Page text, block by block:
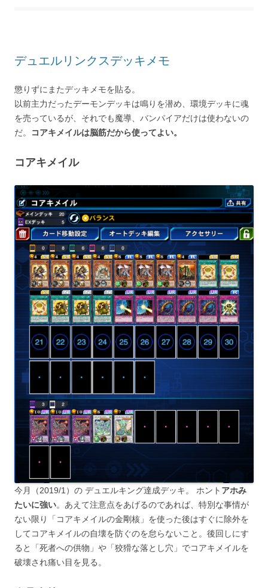
デュエルリンクスデッキメモ
懲りずにまたデッキメモを貼る。
以前主力だったデーモンデッキは鳴りを潜め、環境デッキに魂
を売っているが、それでも魔導、バンパイアだけは使わないの
だ。
コアキメイルは脳筋だから使ってよい。
コアキメイル
今月（2019/1）の デュエルキング達成デッキ。 ホント アホみ
たいに強い。あえて注意点をあげるのであれば、特別な事情が
ない限り「コアキメイルの金剛核」を使った後はすぐに除外を
してコアキメイルの自壊を防ぐのを怠らないこと。後回しにす
ると「死者への供物」や「狡猾な落とし穴」でコアキメイルを
破壊され痛い目を見る。